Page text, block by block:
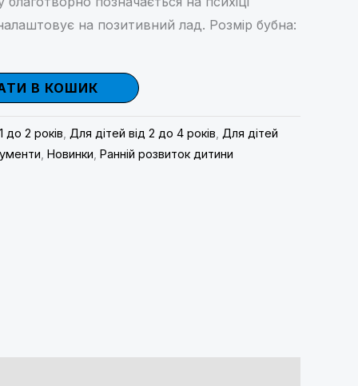
на позитивний лад. Розмір бубна:
В КОШИК
до 2 років Для дітей від 2 до 4 років Для дітей
Новинки Ранній розвиток дитини